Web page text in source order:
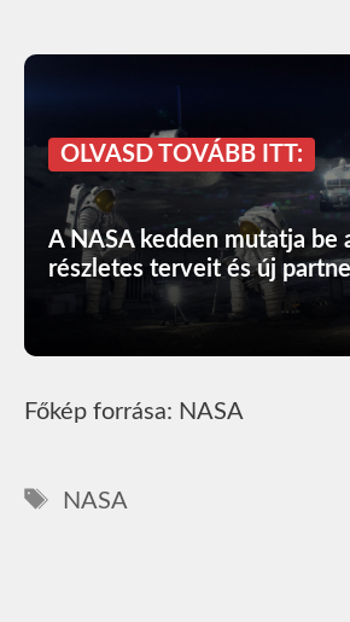
OLVASD TOVÁBB ITT:
A NASA kedden mutatja be
részletes terveit és új
Főkép forrása: NASA
Címkék
NASA